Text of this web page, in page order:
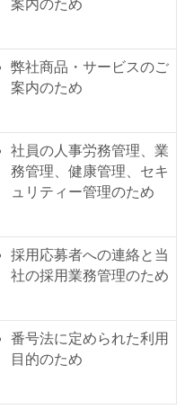
案内のため
弊社商品・サービスのご
案内のため
社員の人事労務管理、業
務管理、健康管理、セキ
ュリティー管理のため
採用応募者への連絡と当
社の採用業務管理のため
番号法に定められた利用
目的のため